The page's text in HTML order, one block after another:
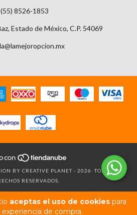
aceptas el uso de cookiespara
de compra.
(55) 8526-1853
Estado de México, C.P. 54069
BY CREATIVE PLANET - 2026. TODOS LOS
RESERVADOS.